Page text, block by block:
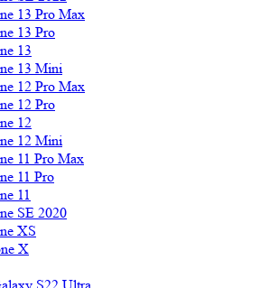
13 Pro Max
13 Pro
13
13 Mini
12 Pro Max
12 Pro
12
12 Mini
11 Pro Max
11 Pro
11
SE 2020
XS
X